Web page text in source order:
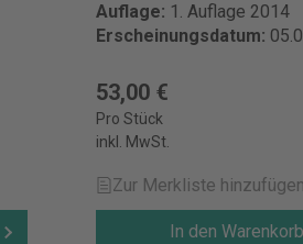
Auflage: 1. Auflage 2014
Erscheinungsdatum:
53,00 €
Pro Stück
inkl. MwSt.
Zur Merkliste hinzufügen
In den Warenkorb